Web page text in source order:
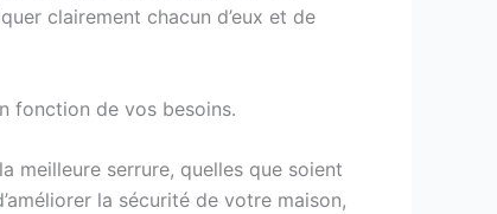
clairement chacun d’eux et de
fonction de vos besoins.
meilleure serrure, quelles que soient
la sécurité de votre maison,